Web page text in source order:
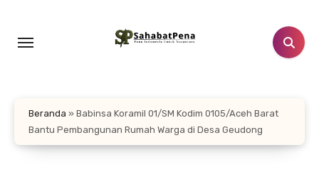
konten
Beranda » Babinsa Koramil 01/SM Kodim 0105/Aceh Barat
Bantu Pembangunan Rumah Warga di Desa Geudong